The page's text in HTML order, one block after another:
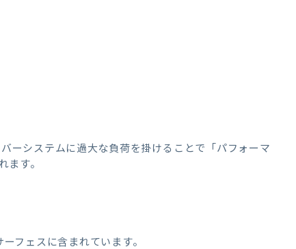
ーシステムに過大な負荷を掛けることで「パフォーマ
す。
フェスに含まれています。